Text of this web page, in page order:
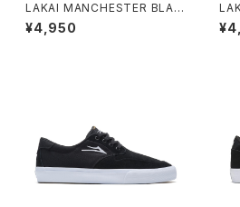
LAKAI MANCHESTER BLAC
K SUEDE
¥4,950